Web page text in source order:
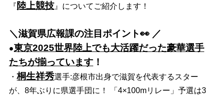
『 陸上競技 』についてご紹介します！
＼滋賀県広報課の注目ポイント👀 ／
●東京2025世界陸上でも大活躍だった豪華選手
たちが揃っています ！
・桐生祥秀選手:彦根市出身で滋賀を代表するスター
が、8年ぶりに県選手団に！ 「4×100mリレー」予選は3